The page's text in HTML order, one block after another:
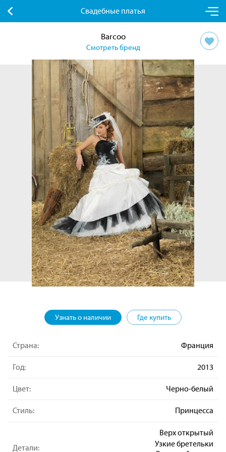
Свадебные платья
Barcoo
Смотреть бренд
Узнать о наличии Где купить
Страна: Франция
Год: 2013
Цвет: Черно-белый
Стиль: Принцесса
Детали:
Верх открытый
Узкие бретельки